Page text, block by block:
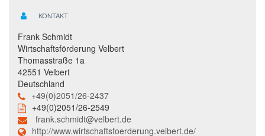
KONTAKT
Frank Schmidt
Wirtschaftsförderung Velbert
Thomasstraße 1a
42551 Velbert
Deutschland
+49(0)2051/26-2437
+49(0)2051/26-2549
frank.schmidt@velbert.de
http://www.wirtschaftsfoerderung.velbert.de/